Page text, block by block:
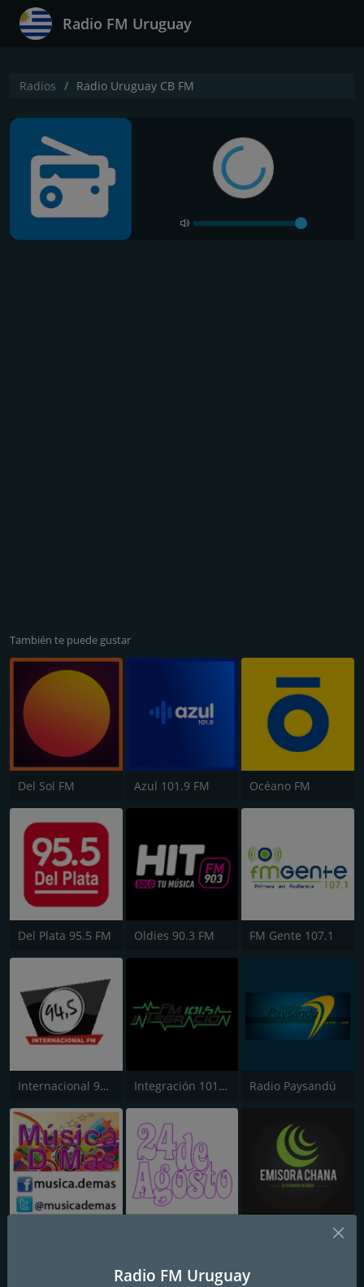
Radio FM Uruguay
Radios Radio Uruguay CB FM
También te puede gustar
Del Sol FM Azul 101.9 FM Océano FM
Del Plata 95.5 FM Oldies 90.3 FM FM Gente 107.1
Internacional 94.5 FM Integración 101.5 FM Radio Paysandú
Radio FM Uruguay